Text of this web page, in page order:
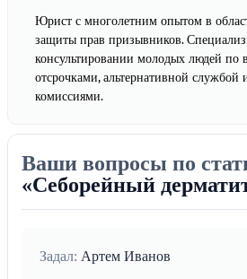
Юрист с многолетним опытом в
защиты прав призывников.
консультировании молодых людей по
отсрочками, альтернативной
комиссиями.
Ваши вопросы по
«Себорейный
Задал: Артем Иванов